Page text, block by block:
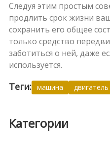
Следуя этим простым
продлить срок жизни
сохранить его общее
только средство
заботиться о ней, даже
используется.
Теги: машина двигатель
Категории